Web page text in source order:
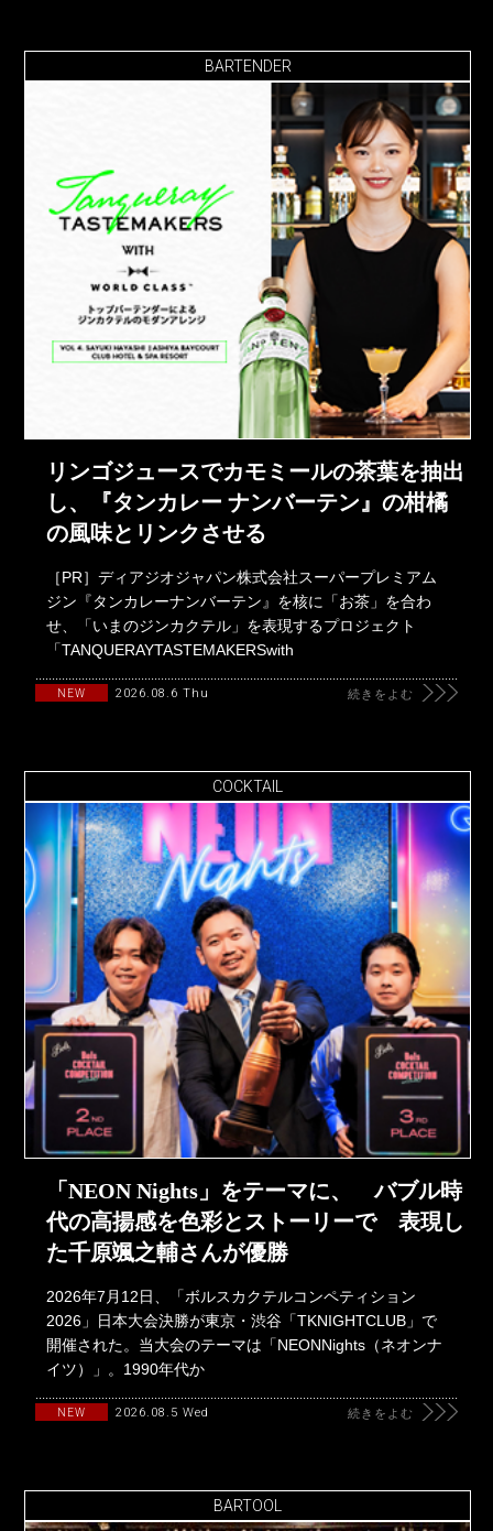
BARTENDER
リンゴジュースでカモミールの茶葉を抽出
し、『タンカレー ナンバーテン』の柑橘
の風味とリンクさせる
［PR］ディアジオジャパン株式会社スーパープレミアム
ジン『タンカレーナンバーテン』を核に「お茶」を合わ
せ、「いまのジンカクテル」を表現するプロジェクト
「TANQUERAYTASTEMAKERSwith
NEW 2026.08.6 Thu 続きをよむ
COCKTAIL
「NEON Nights」をテーマに、 バブル時
代の高揚感を色彩とストーリーで 表現し
た千原颯之輔さんが優勝
2026年7月12日、「ボルスカクテルコンペティション
2026」日本大会決勝が東京・渋谷「TKNIGHTCLUB」で
開催された。当大会のテーマは「NEONNights（ネオンナ
イツ）」。1990年代か
NEW 2026.08.5 Wed 続きをよむ
BARTOOL